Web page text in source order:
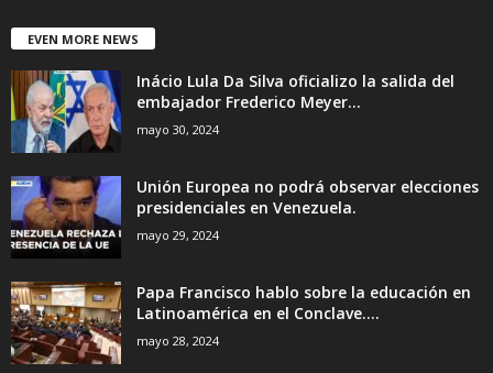
EVEN MORE NEWS
Inácio Lula Da Silva oficializo la salida del
embajador Frederico Meyer...
mayo 30, 2024
Unión Europea no podrá observar elecciones
presidenciales en Venezuela.
mayo 29, 2024
Papa Francisco hablo sobre la educación en
Latinoamérica en el Conclave....
mayo 28, 2024